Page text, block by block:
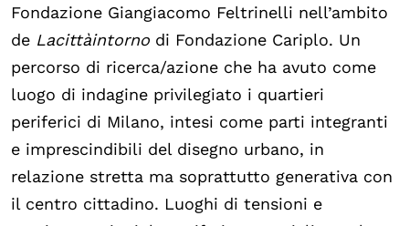
Fondazione Giangiacomo Feltrinelli nell’ambito
de Lacittàintorno di Fondazione Cariplo. Un
percorso di ricerca/azione che ha avuto come
luogo di indagine privilegiato i quartieri
periferici di Milano, intesi come parti integranti
e imprescindibili del disegno urbano, in
relazione stretta ma soprattutto generativa con
il centro cittadino. Luoghi di tensioni e